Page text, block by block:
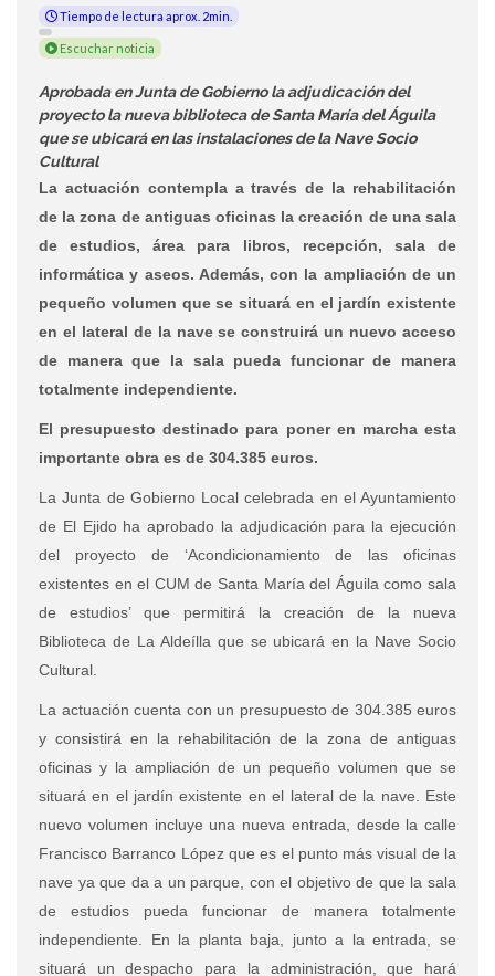
Tiempo de lectura aprox. 2min.
Escuchar noticia
Aprobada en Junta de Gobierno la adjudicación del
proyecto la nueva biblioteca de Santa María del Águila
que se ubicará en las instalaciones de la Nave Socio
Cultural
La actuación contempla a través de la rehabilitación
de la zona de antiguas oficinas la creación de una sala
de estudios, área para libros, recepción, sala de
informática y aseos. Además, con la ampliación de un
pequeño volumen que se situará en el jardín existente
en el lateral de la nave se construirá un nuevo acceso
de manera que la sala pueda funcionar de manera
totalmente independiente.
El presupuesto destinado para poner en marcha esta
importante obra es de 304.385 euros.
La Junta de Gobierno Local celebrada en el Ayuntamiento
de El Ejido ha aprobado la adjudicación para la ejecución
del proyecto de ‘Acondicionamiento de las oficinas
existentes en el CUM de Santa María del Águila como sala
de estudios’ que permitirá la creación de la nueva
Biblioteca de La Aldeílla que se ubicará en la Nave Socio
Cultural.
La actuación cuenta con un presupuesto de 304.385 euros
y consistirá en la rehabilitación de la zona de antiguas
oficinas y la ampliación de un pequeño volumen que se
situará en el jardín existente en el lateral de la nave. Este
nuevo volumen incluye una nueva entrada, desde la calle
Francisco Barranco López que es el punto más visual de la
nave ya que da a un parque, con el objetivo de que la sala
de estudios pueda funcionar de manera totalmente
independiente. En la planta baja, junto a la entrada, se
situará un despacho para la administración, que hará